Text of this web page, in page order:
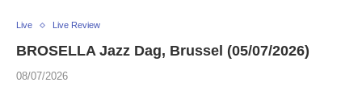
Live Live Review
BROSELLA Jazz Dag, Brussel (05/07/2026)
08/07/2026